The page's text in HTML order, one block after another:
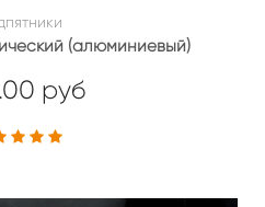
(алюминиевый)
руб